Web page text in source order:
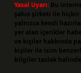
Yasal Uyarı: Bu
şahıs şirketi ile
yalnızca kendi
yer alan içerikler
ve kişiler hakkında
kişiler ile isim
bilgiler taslak